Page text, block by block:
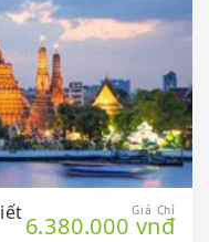
Giá Chỉ
6.380.000 vnđ